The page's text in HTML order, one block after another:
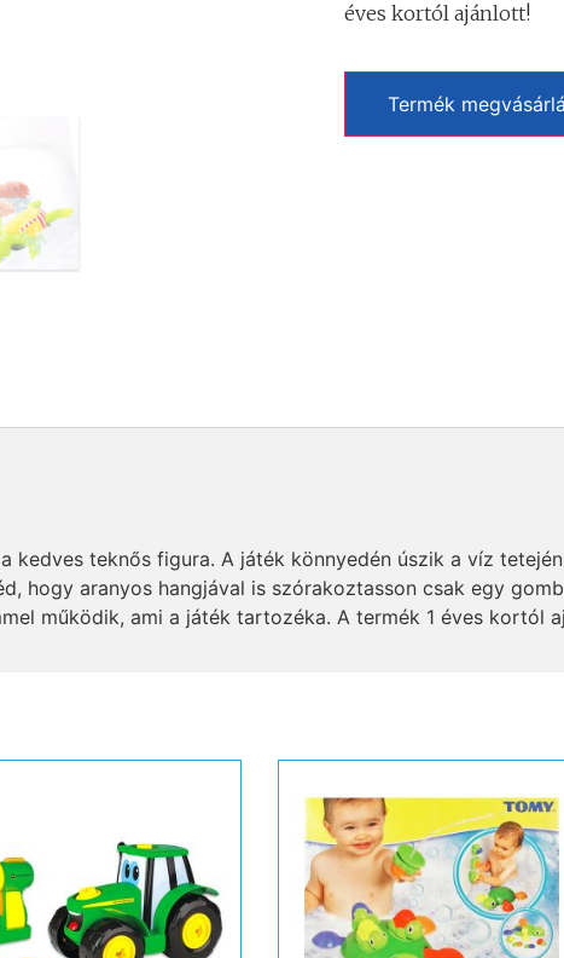
éves kortól ajánlott!
Termék
kedves teknős figura. A játék könnyedén úszik a víz
hogy aranyos hangjával is szórakoztasson csak egy
működik, ami a játék tartozéka. A termék 1 éves kortól